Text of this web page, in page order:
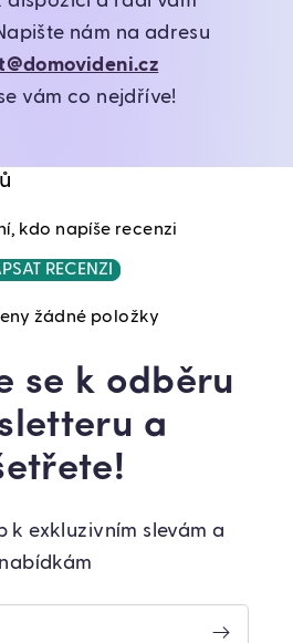
nám na adresu
vám co nejdříve!
kdo napíše recenzi
RECENZI
žádné položky
se k odběru
a
k exkluzivním slevám a
nabídkám